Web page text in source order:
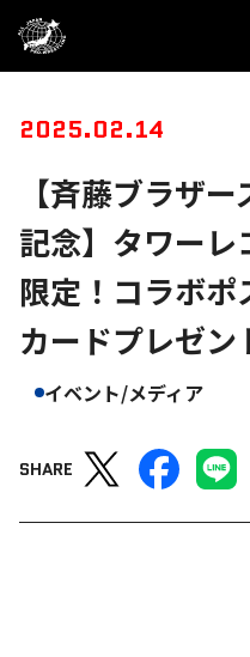
2025.02.14
【斉藤ブラザ
記念】タワーレ
限定！コラボポ
カードプレゼン
イベント/メディア
SHARE